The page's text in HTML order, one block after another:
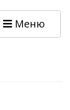
Меню